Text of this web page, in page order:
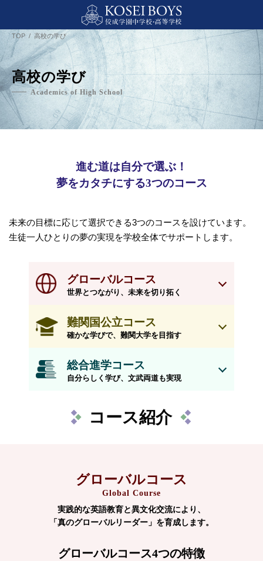
TOP 高校の学び
高校の学び
Academics of High School
進む道は自分で選ぶ！
夢をカタチにする3つのコース
未来の目標に応じて選択できる3つのコースを設けています。
生徒一人ひとりの夢の実現を学校全体でサポートします。
グローバルコース
世界とつながり、未来を切り拓く
難関国公立コース
確かな学びで、難関大学を目指す
総合進学コース
自分らしく学び、文武両道も実現
コース紹介
グローバルコース
Global Course
実践的な英語教育と異文化交流により、
「真のグローバルリーダー」を育成します。
グローバルコース4つの特徴